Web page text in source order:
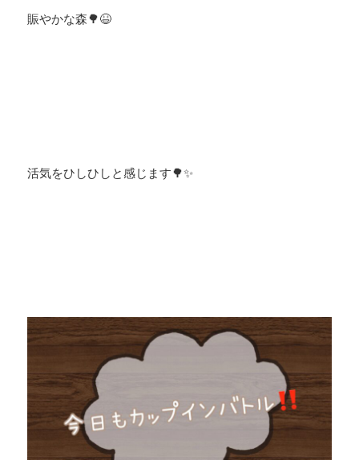
賑やかな森🌳😆
活気をひしひしと感じます🌳✨